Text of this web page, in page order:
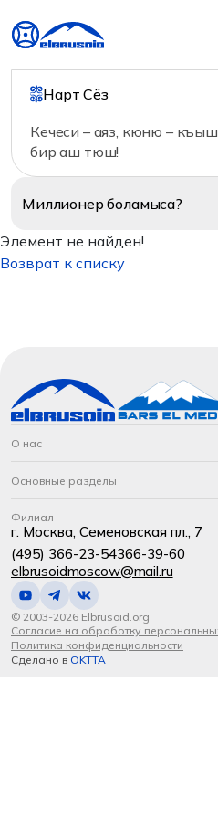
Нарт Сёз
Кечеси – аяз, кюню –
бир аш тюш!
Миллионерболамыса?
Элемент не найден!
Возврат к списку
О нас
Основные разделы
Филиал
г. Москва, Семеновская пл., 7
(495) 366-23-54366-39-60
elbrusoidmoscow@mail.ru
© 2003-2026 Elbrusoid.org
Согласие на обработку
Политика конфиденциальности
Сделано в OKTTA